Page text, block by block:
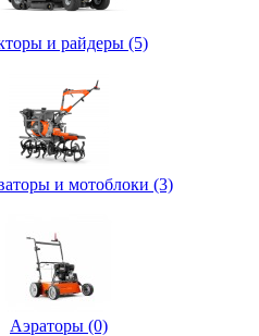
и райдеры (5)
и мотоблоки (3)
Аэраторы (0)